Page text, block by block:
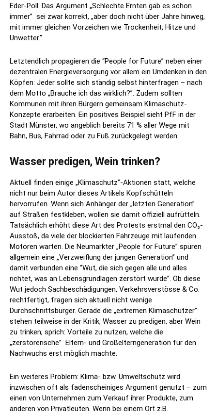
Eder-Poll. Das Argument „Schlechte Ernten gab es schon
immer” sei zwar korrekt, „aber doch nicht über Jahre hinweg,
mit immer gleichen Vorzeichen wie Trockenheit, Hitze und
Unwetter.”
Letztendlich propagieren die “People for Future” neben einer
dezentralen Energieversorgung vor allem ein Umdenken in den
Köpfen: Jeder sollte sich ständig selbst hinterfragen – nach
dem Motto „Brauche ich das wirklich?”. Zudem sollten
Kommunen mit ihren Bürgern gemeinsam Klimaschutz-
Konzepte erarbeiten. Ein positives Beispiel sieht PfF in der
Stadt Münster, wo angeblich bereits 71 % aller Wege mit
Bahn, Bus, Fahrrad oder zu Fuß zurückgelegt werden.
Wasser predigen, Wein trinken?
Aktuell finden einige „Klimaschutz”-Aktionen statt, welche
nicht nur beim Autor dieses Artikels Kopfschütteln
hervorrufen. Wenn sich Anhänger der „letzten Generation”
auf Straßen festkleben, wollen sie damit offiziell aufrütteln.
Tatsächlich erhöht diese Art des Protests erstmal den CO₂-
Ausstoß, da viele der blockierten Fahrzeuge mit laufenden
Motoren warten. Die Neumarkter „People for Future” spüren
allgemein eine „Verzweiflung der jungen Generation” und
damit verbunden eine “Wut, die sich gegen alle und alles
richtet, was an Lebensgrundlagen zerstört wurde”. Ob diese
Wut jedoch Sachbeschädigungen, Verkehrsverstösse & Co.
rechtfertigt, fragen sich aktuell nicht wenige
Durchschnittsbürger. Gerade die „extremen Klimaschützer”
stehen teilweise in der Kritik, Wasser zu predigen, aber Wein
zu trinken, sprich: Vorteile zu nutzen, welche die
„zerstörerische” Eltern- und Großelterngeneration für den
Nachwuchs erst möglich machte.
Ein weiteres Problem: Klima- bzw. Umweltschutz wird
inzwischen oft als fadenscheiniges Argument genutzt – zum
einen von Unternehmen zum Verkauf ihrer Produkte, zum
anderen von Privatleuten. Wenn bei einem Ort z.B.